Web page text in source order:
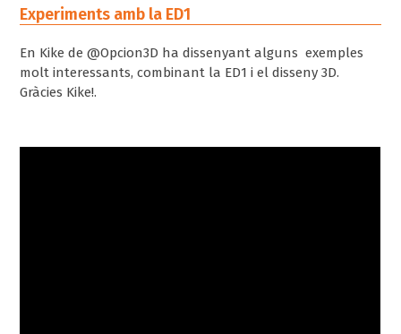
Experiments amb la ED1
En Kike de @Opcion3D ha dissenyant alguns exemples
molt interessants, combinant la ED1 i el disseny 3D.
Gràcies Kike!.